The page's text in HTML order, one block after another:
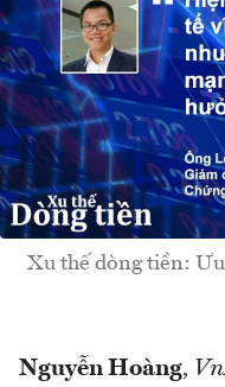
Xu thế dòng tiền:
Nguyễn Hoàng,